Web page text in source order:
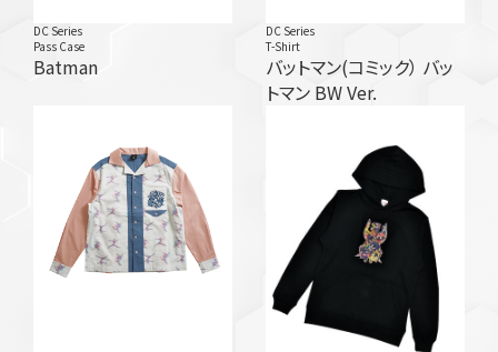
DC Series
Pass Case
Batman
DC Series
T-Shirt
バットマン(コミック） バッ
トマン BW Ver.